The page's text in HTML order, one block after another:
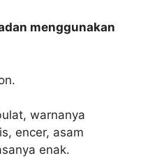
menggunakan
warnanya
encer, asam
enak.